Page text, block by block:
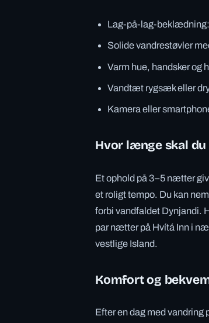
Lag-på-lag-
Solide vandrestøvler
Varm hue, handsker og
Vandtæt rygsæk eller
Kamera eller
Hvor længe skal du
Et ophold på 3–5 nætter
et roligt tempo. Du kan
forbi vandfaldet Dynjandi.
par nætter på Hvítá Inn i
vestlige Island.
Komfort og
Efter en dag med vandring